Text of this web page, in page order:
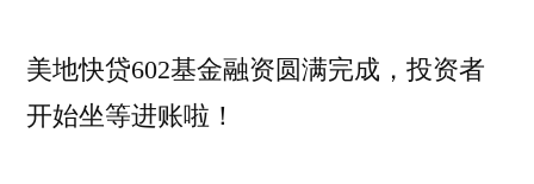
美地快贷602基金融资圆满完成，投资者
开始坐等进账啦！